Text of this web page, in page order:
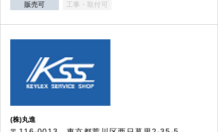
販売可 工事・取付可
(株)丸進